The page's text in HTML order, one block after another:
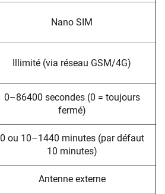
Nano SIM
Illimité (via réseau GSM/4G)
0–86400 secondes (0 = toujours
fermé)
0 ou 10–1440 minutes (par défaut
10 minutes)
Antenne externe